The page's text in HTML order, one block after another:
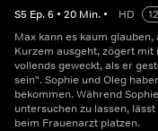
S5 Ep.6 • 20 Min. • HD
12
Max kann es kaum
Kurzem ausgeht, zögert
vollends geweckt, als er
sein". Sophie und Oleg
bekommen. Während
untersuchen zu lassen,
beim Frauenarzt platzen.